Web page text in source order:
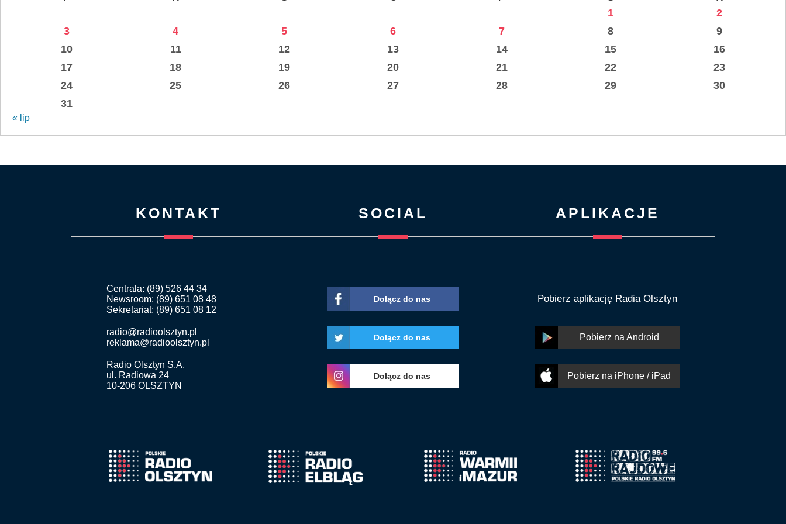
1
2
3
4 5 6 7 8
9
10
11 12 13 14 15
16
17
18 19 20 21 22
23
24
25 26 27 28 29
30
31
« lip
KONTAKT
Centrala: (89) 526 44 34
Newsroom: (89) 651 08 48
Sekretariat: (89) 651 08 12
radio@radioolsztyn.pl
reklama@radioolsztyn.pl
Radio Olsztyn S.A.
ul. Radiowa 24
10-206 OLSZTYN
SOCIAL
Dołącz do nas
Dołącz do nas
Dołącz do nas
APLIKACJE
Pobierz aplikację Radia Olsztyn
Pobierz na Android
Pobierz na iPhone / iPad